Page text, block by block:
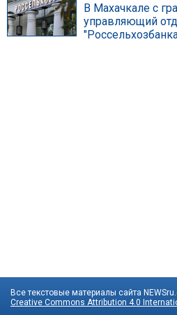
В Махачкале с
управляющий
Все текстовые материалы сайта
Creative Commons Attribution 4.0